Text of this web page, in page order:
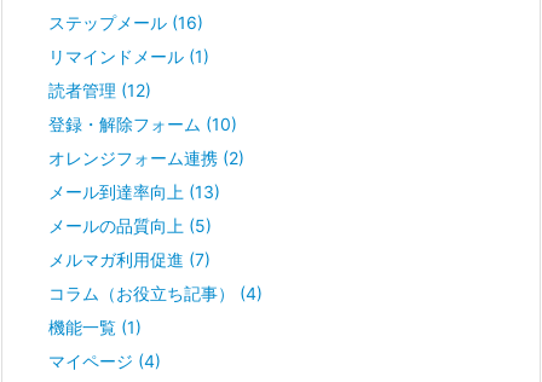
ステップメール (16)
リマインドメール (1)
読者管理 (12)
登録・解除フォーム (10)
オレンジフォーム連携 (2)
メール到達率向上 (13)
メールの品質向上 (5)
メルマガ利用促進 (7)
コラム（お役立ち記事） (4)
機能一覧 (1)
マイページ (4)